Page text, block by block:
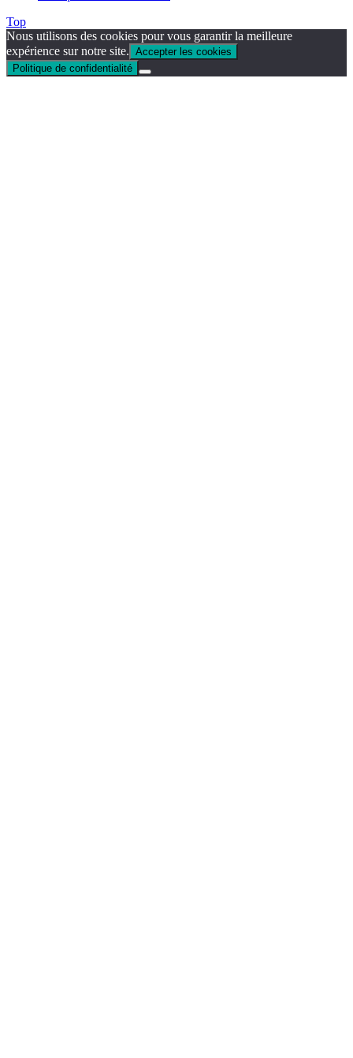
Top
Nous utilisons des cookies pour vous garantir la meilleure
expérience sur notre site. Accepter les cookies
Politique de confidentialité